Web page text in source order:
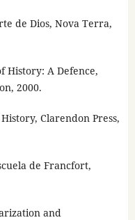
de Dios, Nova Terra,
History: A Defence,
2000.
Clarendon Press,
de Francfort,
and